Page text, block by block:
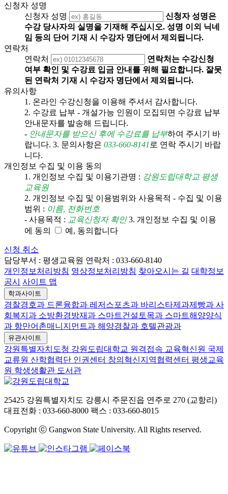
신청자 성명
신청자 성명
신청자 성명은
수강 당사자의 실명을 기재해 주십시오. 성명 이외 닉네
임 등의 단어 기재 시 수강자 명단에서 제외됩니다.
연락처
연락처
연락처는 수강신청
여부 확인 및 수강료 입금 안내를 위해 필요합니다. 잘못
된 연락처 기재 시 수강자 명단에서 제외됩니다.
유의사항
1. 온라인 수강신청을 이용해 주셔서 감사합니다.
2. 수강료 납부 - 개설가능 인원이 모집되면 수강료 납부
안내문자를 발송해 드립니다.
- 안내문자를 받으신 후에 수강료를 납부하여 주시기 바
랍니다. 3. 문의사항은 033-660-8141 로 연락 주시기 바랍
니다.
개인정보 수집 및 이용 동의
1. 개인정보 수집 및 이용기관명 : 강원도립대학교 평생
교육원
2. 개인정보 수집 및 이용범위와 사용목적 - 수집 및 이용
범위 : 이름, 전화번호
- 사용목적 : 교육신청자 확인 3. 개인정보 수집 및 이용
에 동의
예, 동의합니다
신청 취소
담당부서 : 평생교육원 연락처 : 033-660-8140
개인정보처리방침 영상정보처리방침 찾아오시는 길 대학정보
공시 사이트 맵
학과사이트
경찰경호과 드론융합과 레저스포츠과 바리스타제과제빵과 사
회복지과 소방환경방재과 스마트건설토목과 스마트해양양식
과 항만어촌매니지먼트과 해양경찰과 호텔관광과
유관사이트
강원특별자치도청 강원도립대학교 원격접속 교육혁신원 국제
교류원 산학협력단 인권센터 창의혁신지역협력센터 평생교육
원 학생생활관 도서관
25425 강원특별자치도 강릉시 주문진읍 연주로 270 (교항리)
대표전화 : 033-660-8000 팩스 : 033-660-8015
Copyright ⓒ Gangwon State University. All Rights reserved.